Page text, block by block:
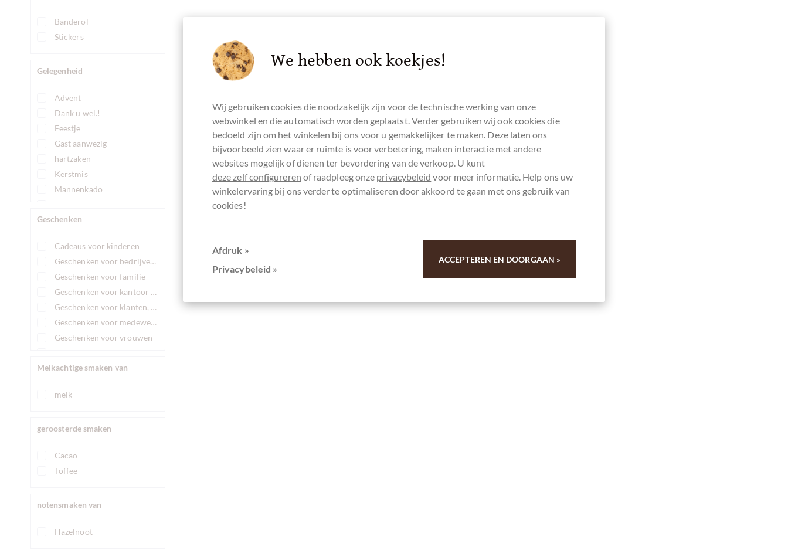
Banderol
Stickers
Gelegenheid
Advent
Dank u wel.!
Feestje
Gast aanwezig
hartzaken
Kerstmis
Mannenkado
Moederdag
Pasen
Rendez-vous
Sinterklaasdag
Sorry
Vaderdag
Valentijnsdag
Verjaardag
Voetbal
Geschenken
Cadeaus voor kinderen
Geschenken voor bedrijven, bedrijfsgeschenken
Geschenken voor familie
Geschenken voor kantoor & medewerkers
Geschenken voor klanten, relatiegeschenken
Geschenken voor medewerkers
Geschenken voor vrouwen
Melkachtige smaken van
melk
geroosterde smaken
Cacao
Toffee
notensmaken van
Hazelnoot
Vergelijken
We hebben ook koekjes!
Wij gebruiken cookies die noodzakelijk zijn voor de technische werking van onze
webwinkel en die automatisch worden geplaatst. Verder gebruiken wij ook cookies die
bedoeld zijn om het winkelen bij ons voor u gemakkelijker te maken. Deze laten ons
bijvoorbeeld zien waar er ruimte is voor verbetering, maken interactie met andere
websites mogelijk of dienen ter bevordering van de verkoop. U kunt
deze zelf configureren of raadpleeg onze privacybeleid voor meer informatie. Help ons uw
winkelervaring bij ons verder te optimaliseren door akkoord te gaan met ons gebruik van
cookies!
Afdruk »
Privacybeleid »
ACCEPTEREN EN DOORGAAN »